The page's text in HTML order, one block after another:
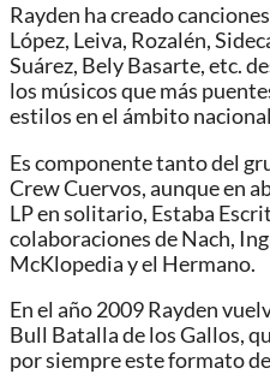
Rayden ha creado
López, Leiva, Rozalén,
Suárez, Bely Basarte, etc.
los músicos que más
estilos en el ámbito
Es componente tanto del
Crew Cuervos, aunque en
LP en solitario, Estaba
colaboraciones de Nach,
McKlopedia y el Hermano.
En el año 2009 Rayden
Bull Batalla de los Gallos,
por siempre este formato